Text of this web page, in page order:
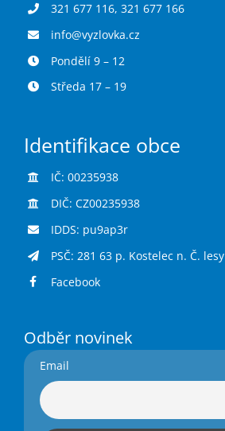
321 677 116, 321 677 166
info@vyzlovka.cz
Pondělí 9 – 12
Středa 17 – 19
Identifikace obce
IČ: 00235938
DIČ: CZ00235938
IDDS: pu9ap3r
PSČ: 281 63 p. Kostelec n. Č. lesy
Facebook
Odběr novinek
Email